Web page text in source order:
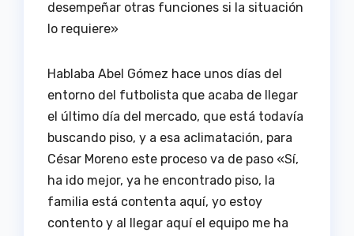
desempeñar otras funciones si la situación
lo requiere»
Hablaba Abel Gómez hace unos días del
entorno del futbolista que acaba de llegar
el último día del mercado, que está todavía
buscando piso, y a esa aclimatación, para
César Moreno este proceso va de paso «Sí,
ha ido mejor, ya he encontrado piso, la
familia está contenta aquí, yo estoy
contento y al llegar aquí el equipo me ha